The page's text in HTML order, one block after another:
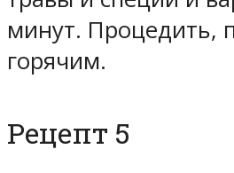
минут. Процедить,
горячим.
Рецепт 5